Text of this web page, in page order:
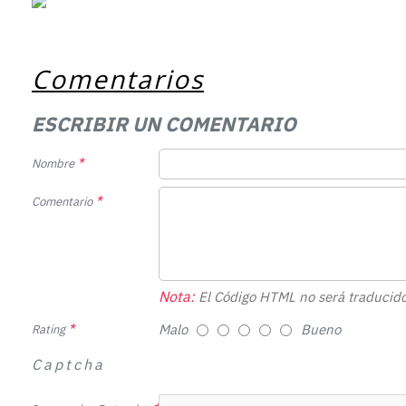
Comentarios
ESCRIBIR UN COMENTARIO
Nombre
Comentario
Nota:El Código HTML no será
Rating Malo Bueno
Captcha